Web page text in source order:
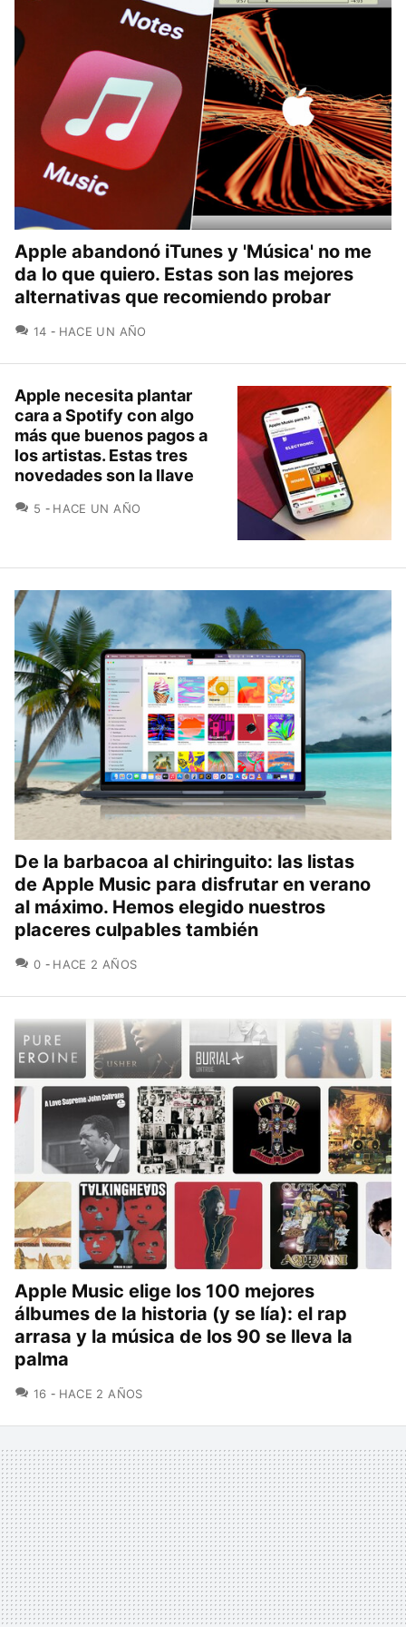
Apple abandonó iTunes y 'Música' no me
da lo que quiero. Estas son las mejores
alternativas que recomiendo probar
14 COMENTARIOS
HACE UN AÑO
Apple necesita plantar
cara a Spotify con algo
más que buenos pagos a
los artistas. Estas tres
novedades son la llave
5 COMENTARIOS
HACE UN AÑO
De la barbacoa al chiringuito: las listas
de Apple Music para disfrutar en verano
al máximo. Hemos elegido nuestros
placeres culpables también
0 COMENTARIOS
HACE 2 AÑOS
Apple Music elige los 100 mejores
álbumes de la historia (y se lía): el rap
arrasa y la música de los 90 se lleva la
palma
16 COMENTARIOS
HACE 2 AÑOS